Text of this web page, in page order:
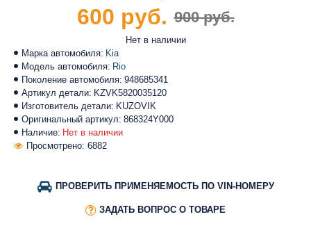
Наличие: Нет в наличии
Марка автомобиля: Kia
Модель автомобиля: Rio
Поколение автомобиля: 948685341
Артикул детали: KZVK5820035120
Изготовитель детали: KUZOVIK
Оригинальный артикул: 868324Y000
Просмотрено: 6882
Нет в наличии
900 руб.
600 руб.
ПРОВЕРИТЬ ПРИМЕНЯЕМОСТЬ ПО VIN-НОМЕРУ
ЗАДАТЬ ВОПРОС О ТОВАРЕ